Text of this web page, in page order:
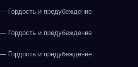
Гордость и предубеждение
Гордость и предубеждение
Гордость и предубеждение